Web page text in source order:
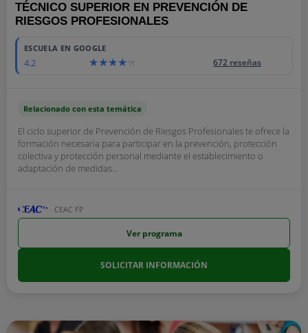
TÉCNICO SUPERIOR EN PREVENCIÓN DE
RIESGOS PROFESIONALES
ESCUELA EN GOOGLE
4.2 672 reseñas
Relacionado con esta temática
El ciclo superior de Prevención de Riesgos Profesionales te ofrece la
formación necesaria para participar en la prevención, protección
colectiva y protección personal mediante el establecimiento o
adaptación de medidas...
CEAC FP
Ver programa
SOLICITAR INFORMACIÓN